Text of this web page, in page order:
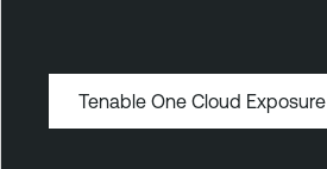
Tenable One Cloud Exposure